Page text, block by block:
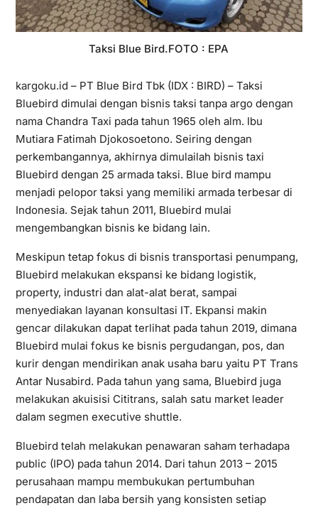
Taksi Blue Bird.FOTO : EPA
kargoku.id – PT Blue Bird Tbk (IDX : BIRD) – Taksi
Bluebird dimulai dengan bisnis taksi tanpa argo dengan
nama Chandra Taxi pada tahun 1965 oleh alm. Ibu
Mutiara Fatimah Djokosoetono. Seiring dengan
perkembangannya, akhirnya dimulailah bisnis taxi
Bluebird dengan 25 armada taksi. Blue bird mampu
menjadi pelopor taksi yang memiliki armada terbesar di
Indonesia. Sejak tahun 2011, Bluebird mulai
mengembangkan bisnis ke bidang lain.
Meskipun tetap fokus di bisnis transportasi penumpang,
Bluebird melakukan ekspansi ke bidang logistik,
property, industri dan alat-alat berat, sampai
menyediakan layanan konsultasi IT. Ekpansi makin
gencar dilakukan dapat terlihat pada tahun 2019, dimana
Bluebird mulai fokus ke bisnis pergudangan, pos, dan
kurir dengan mendirikan anak usaha baru yaitu PT Trans
Antar Nusabird. Pada tahun yang sama, Bluebird juga
melakukan akuisisi Cititrans, salah satu market leader
dalam segmen executive shuttle.
Bluebird telah melakukan penawaran saham terhadapa
public (IPO) pada tahun 2014. Dari tahun 2013 – 2015
perusahaan mampu membukukan pertumbuhan
pendapatan dan laba bersih yang konsisten setiap